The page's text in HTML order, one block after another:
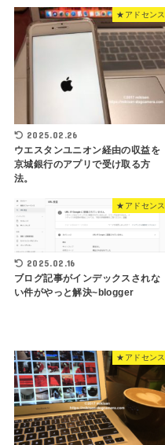
★アドセンス
2025.02.26
ウエスタンユニオン経由の収益を
京城銀行のアプリで受け取る方
法。
★アドセンス
2025.02.16
ブログ記事がインデックスされな
い件がやっと解決~blogger
★アドセンス